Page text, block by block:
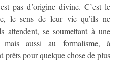
pas d’origine divine. C’est le
le sens de leur vie qu’ils ne
attendent, se soumettant à une
mais aussi au formalisme, à
prêts pour quelque chose de plus